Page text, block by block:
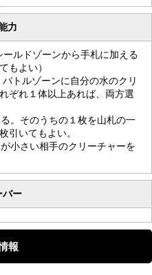
力
ルドゾーンから手札に加える
もよい）
トルゾーンに自分の水のクリ
ぞれ１体以上あれば、両方選
。そのうちの１枚を山札の一
引いてもよい。
小さい相手のクリーチャーを
バー
報